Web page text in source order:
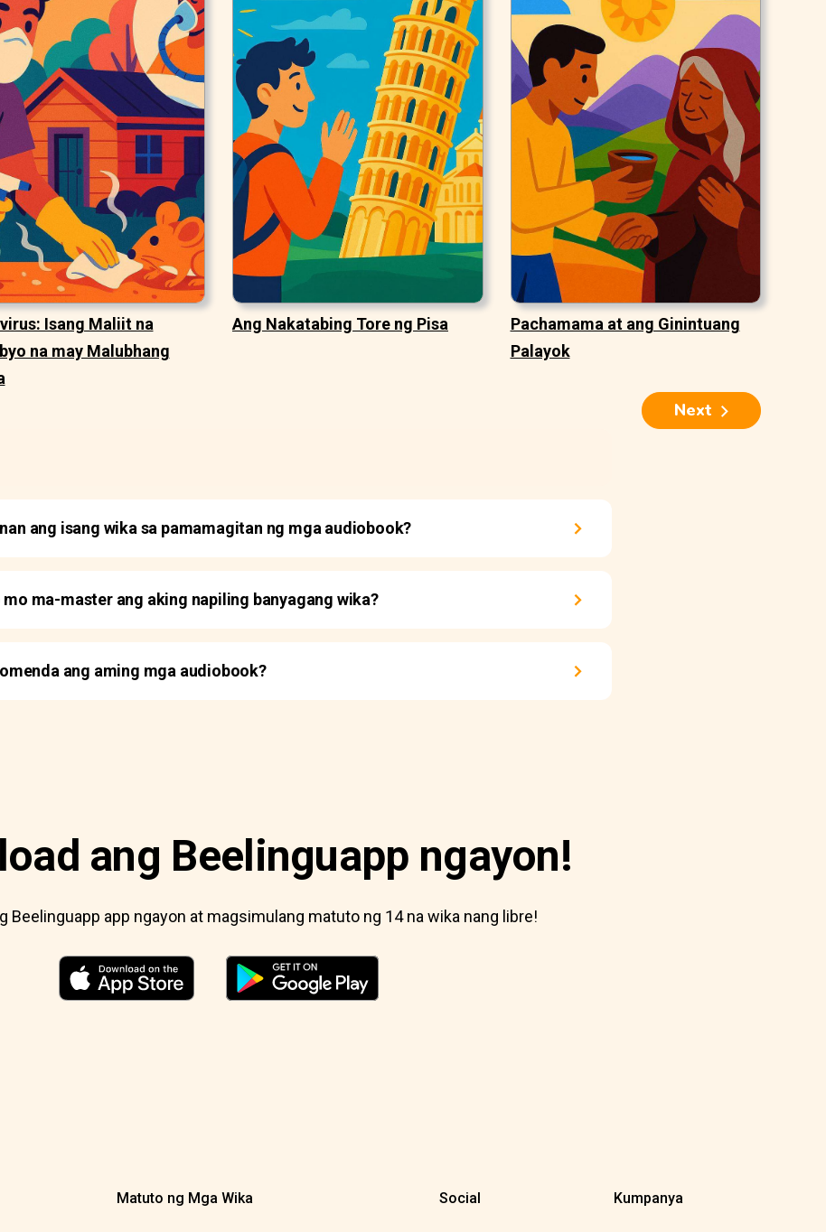
Isang Maliit na
na may Malubhang
Ang Nakatabing Tore ng Pisa
Pachamama at ang Ginintuang
Palayok
Next
ang isang wika sa pamamagitan ng mga audiobook?
ma-master ang aking napiling banyagang wika?
ang aming mga audiobook?
ang Beelinguapp ngayon!
Beelinguapp app ngayon at magsimulang matuto ng 14 na wika nang libre!
Matuto ng Mga Wika Social Kumpanya